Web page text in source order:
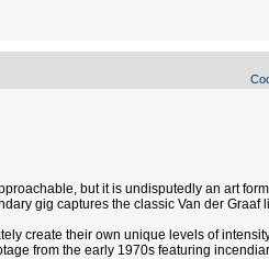
but it is undisputedly an art
gig captures the classic Van der Graaf
create their own unique levels of
from the early 1970s featuring